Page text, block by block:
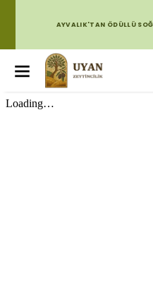
AYVALIK'TAN ÖDÜLLÜ